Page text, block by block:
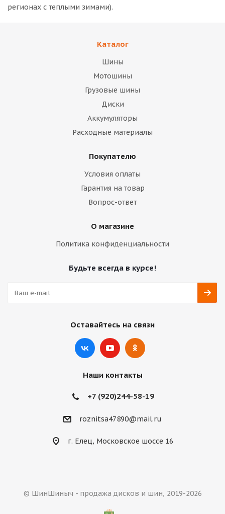
регионах с теплыми зимами).
Каталог
Шины
Мотошины
Грузовые шины
Диски
Аккумуляторы
Расходные материалы
Покупателю
Условия оплаты
Гарантия на товар
Вопрос-ответ
О магазине
Политика конфиденциальности
Будьте всегда в курсе!
Оставайтесь на связи
Наши контакты
+7 (920)244-58-19
roznitsa47890@mail.ru
г. Елец, Московское шоссе 16
© ШинШиныч - продажа дисков и шин, 2019-2026